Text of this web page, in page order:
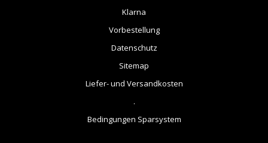
Klarna
Vorbestellung
Datenschutz
Sitemap
Liefer- und Versandkosten
.
Bedingungen Sparsystem